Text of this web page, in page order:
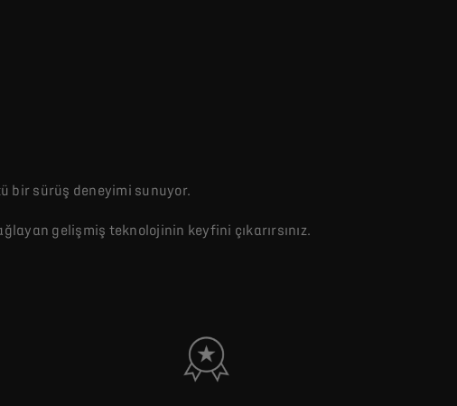
bir sürüş deneyimi sunuyor.
gelişmiş teknolojinin keyfini çıkarırsınız.